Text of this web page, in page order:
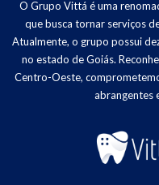
O Grupo Vittá é uma
que busca tornar serviços
Atualmente, o grupo possui
no estado de Goiás.
Centro-Oeste,
abrangentes